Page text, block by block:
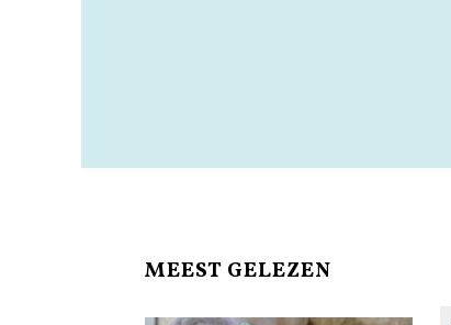
MEEST GELEZEN